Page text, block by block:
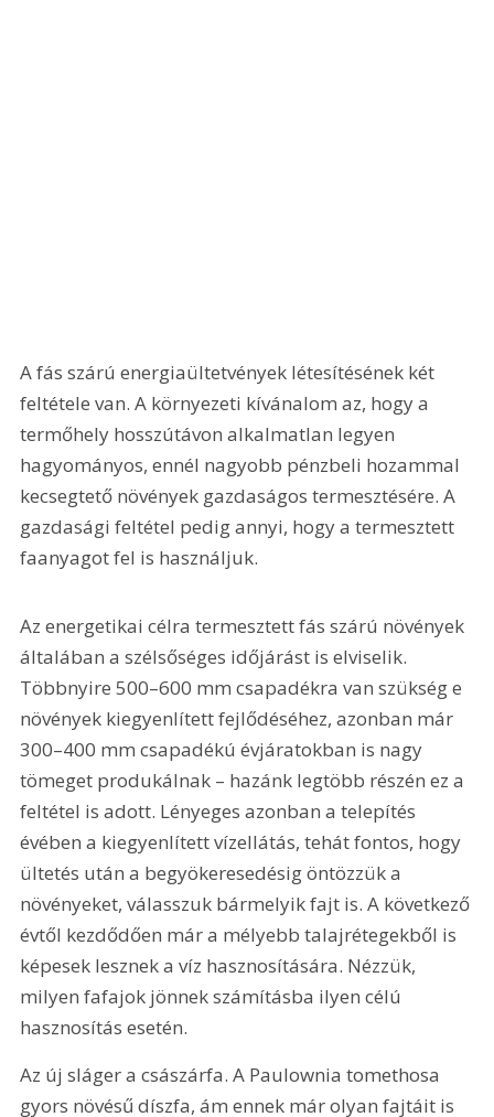
A fás szárú energiaültetvények létesítésének két
feltétele van. A környezeti kívánalom az, hogy a
termőhely hosszútávon alkalmatlan legyen
hagyományos, ennél nagyobb pénzbeli hozammal
kecsegtető növények gazdaságos termesztésére. A
gazdasági feltétel pedig annyi, hogy a termesztett
faanyagot fel is használjuk.
Az energetikai célra termesztett fás szárú növények
általában a szélsőséges időjárást is elviselik.
Többnyire 500–600 mm csapadékra van szükség e
növények kiegyenlített fejlődéséhez, azonban már
300–400 mm csapadékú évjáratokban is nagy
tömeget produkálnak – hazánk legtöbb részén ez a
feltétel is adott. Lényeges azonban a telepítés
évében a kiegyenlített vízellátás, tehát fontos, hogy
ültetés után a begyökeresedésig öntözzük a
növényeket, válasszuk bármelyik fajt is. A következő
évtől kezdődően már a mélyebb talajrétegekből is
képesek lesznek a víz hasznosítására. Nézzük,
milyen fafajok jönnek számításba ilyen célú
hasznosítás esetén.
Az új sláger a császárfa. A Paulownia tomethosa
gyors növésű díszfa, ám ennek már olyan fajtáit is